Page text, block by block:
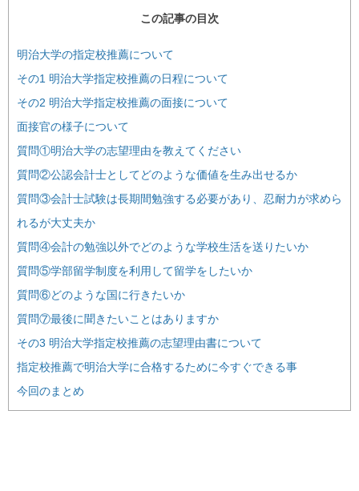
この記事の目次
明治大学の指定校推薦について
その1 明治大学指定校推薦の日程について
その2 明治大学指定校推薦の面接について
面接官の様子について
質問①明治大学の志望理由を教えてください
質問②公認会計士としてどのような価値を生み出せるか
質問③会計士試験は長期間勉強する必要があり、忍耐力が求めら
れるが大丈夫か
質問④会計の勉強以外でどのような学校生活を送りたいか
質問⑤学部留学制度を利用して留学をしたいか
質問⑥どのような国に行きたいか
質問⑦最後に聞きたいことはありますか
その3 明治大学指定校推薦の志望理由書について
指定校推薦で明治大学に合格するために今すぐできる事
今回のまとめ